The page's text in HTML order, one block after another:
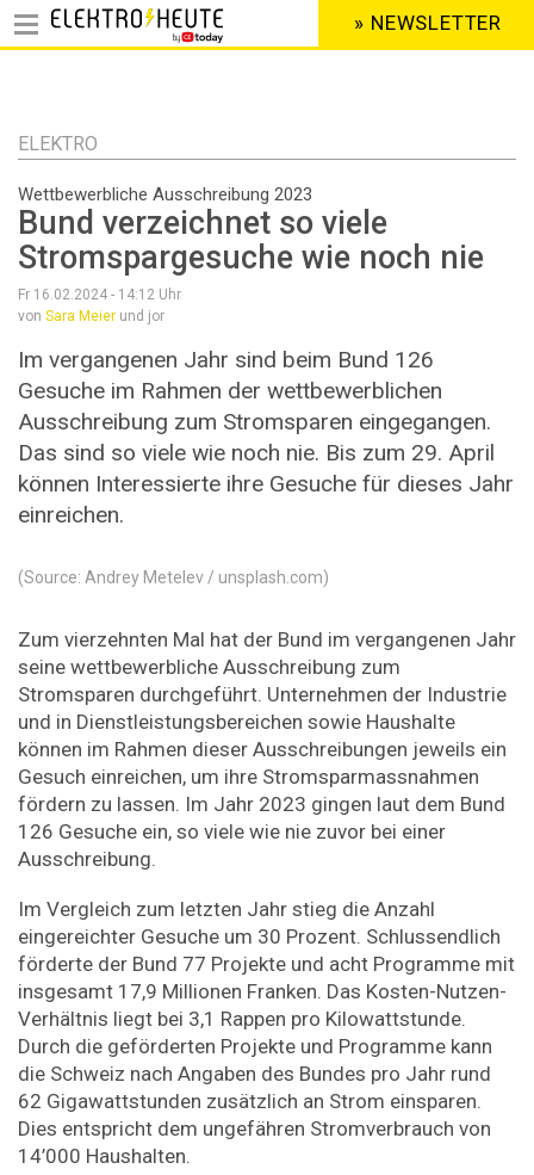
Inhalt
HEADER
MENU
» NEWSLETTER
ELEKTRO
Wettbewerbliche Ausschreibung 2023
Bund verzeichnet so viele
Stromspargesuche wie noch nie
Fr 16.02.2024 - 14:12 Uhr
von Sara Meier und jor
Im vergangenen Jahr sind beim Bund 126
Gesuche im Rahmen der wettbewerblichen
Ausschreibung zum Stromsparen eingegangen.
Das sind so viele wie noch nie. Bis zum 29. April
können Interessierte ihre Gesuche für dieses Jahr
einreichen.
(Source: Andrey Metelev / unsplash.com)
Zum vierzehnten Mal hat der Bund im vergangenen Jahr
seine wettbewerbliche Ausschreibung zum
Stromsparen durchgeführt. Unternehmen der Industrie
und in Dienstleistungsbereichen sowie Haushalte
können im Rahmen dieser Ausschreibungen jeweils ein
Gesuch einreichen, um ihre Stromsparmassnahmen
fördern zu lassen. Im Jahr 2023 gingen laut dem Bund
126 Gesuche ein, so viele wie nie zuvor bei einer
Ausschreibung.
Im Vergleich zum letzten Jahr stieg die Anzahl
eingereichter Gesuche um 30 Prozent. Schlussendlich
förderte der Bund 77 Projekte und acht Programme mit
insgesamt 17,9 Millionen Franken. Das Kosten-Nutzen-
Verhältnis liegt bei 3,1 Rappen pro Kilowattstunde.
Durch die geförderten Projekte und Programme kann
die Schweiz nach Angaben des Bundes pro Jahr rund
62 Gigawattstunden zusätzlich an Strom einsparen.
Dies entspricht dem ungefähren Stromverbrauch von
14’000 Haushalten.